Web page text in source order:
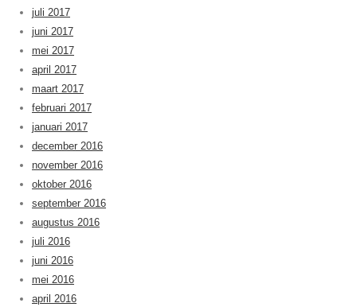
juli 2017
juni 2017
mei 2017
april 2017
maart 2017
februari 2017
januari 2017
december 2016
november 2016
oktober 2016
september 2016
augustus 2016
juli 2016
juni 2016
mei 2016
april 2016